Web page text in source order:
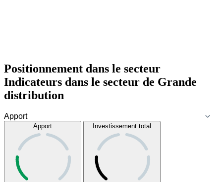
Positionnement dans le secteur
Indicateurs dans le secteur de Grande
distribution
Apport Investissement total